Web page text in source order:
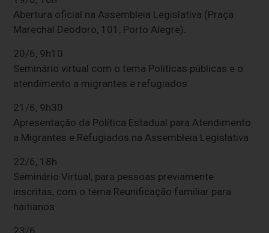
Abertura oficial na Assembleia Legislativa (Praça
Marechal Deodoro, 101, Porto Alegre).
20/6, 9h10
Seminário virtual com o tema Políticas públicas e o
atendimento a migrantes e refugiados
21/6, 9h30
Apresentação da Política Estadual para Atendimento
a Migrantes e Refugiados na Assembleia Legislativa
22/6, 18h
Seminário Virtual, para pessoas previamente
inscritas, com o tema Reunificação familiar para
haitianos